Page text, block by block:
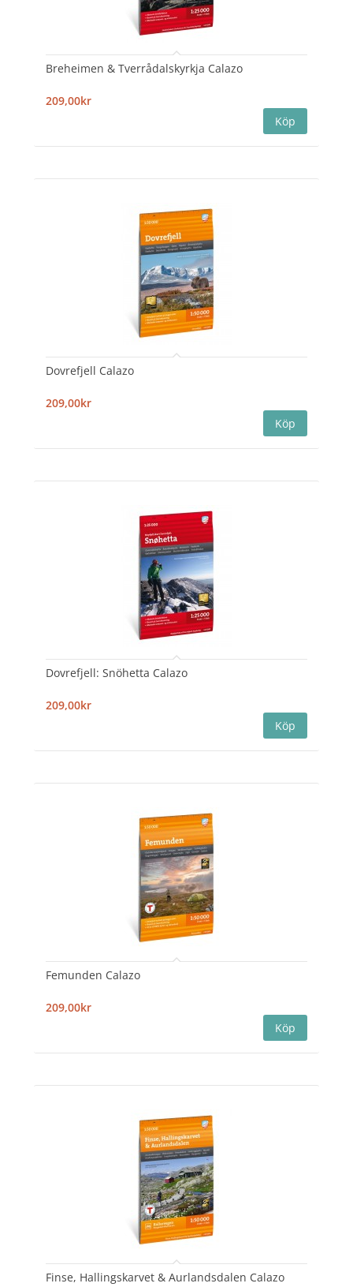
Breheimen & Tverrådalskyrkja Calazo
209,00kr
Dovrefjell Calazo
209,00kr
Dovrefjell: Snöhetta Calazo
209,00kr
Femunden Calazo
209,00kr
Finse, Hallingskarvet & Aurlandsdalen Calazo